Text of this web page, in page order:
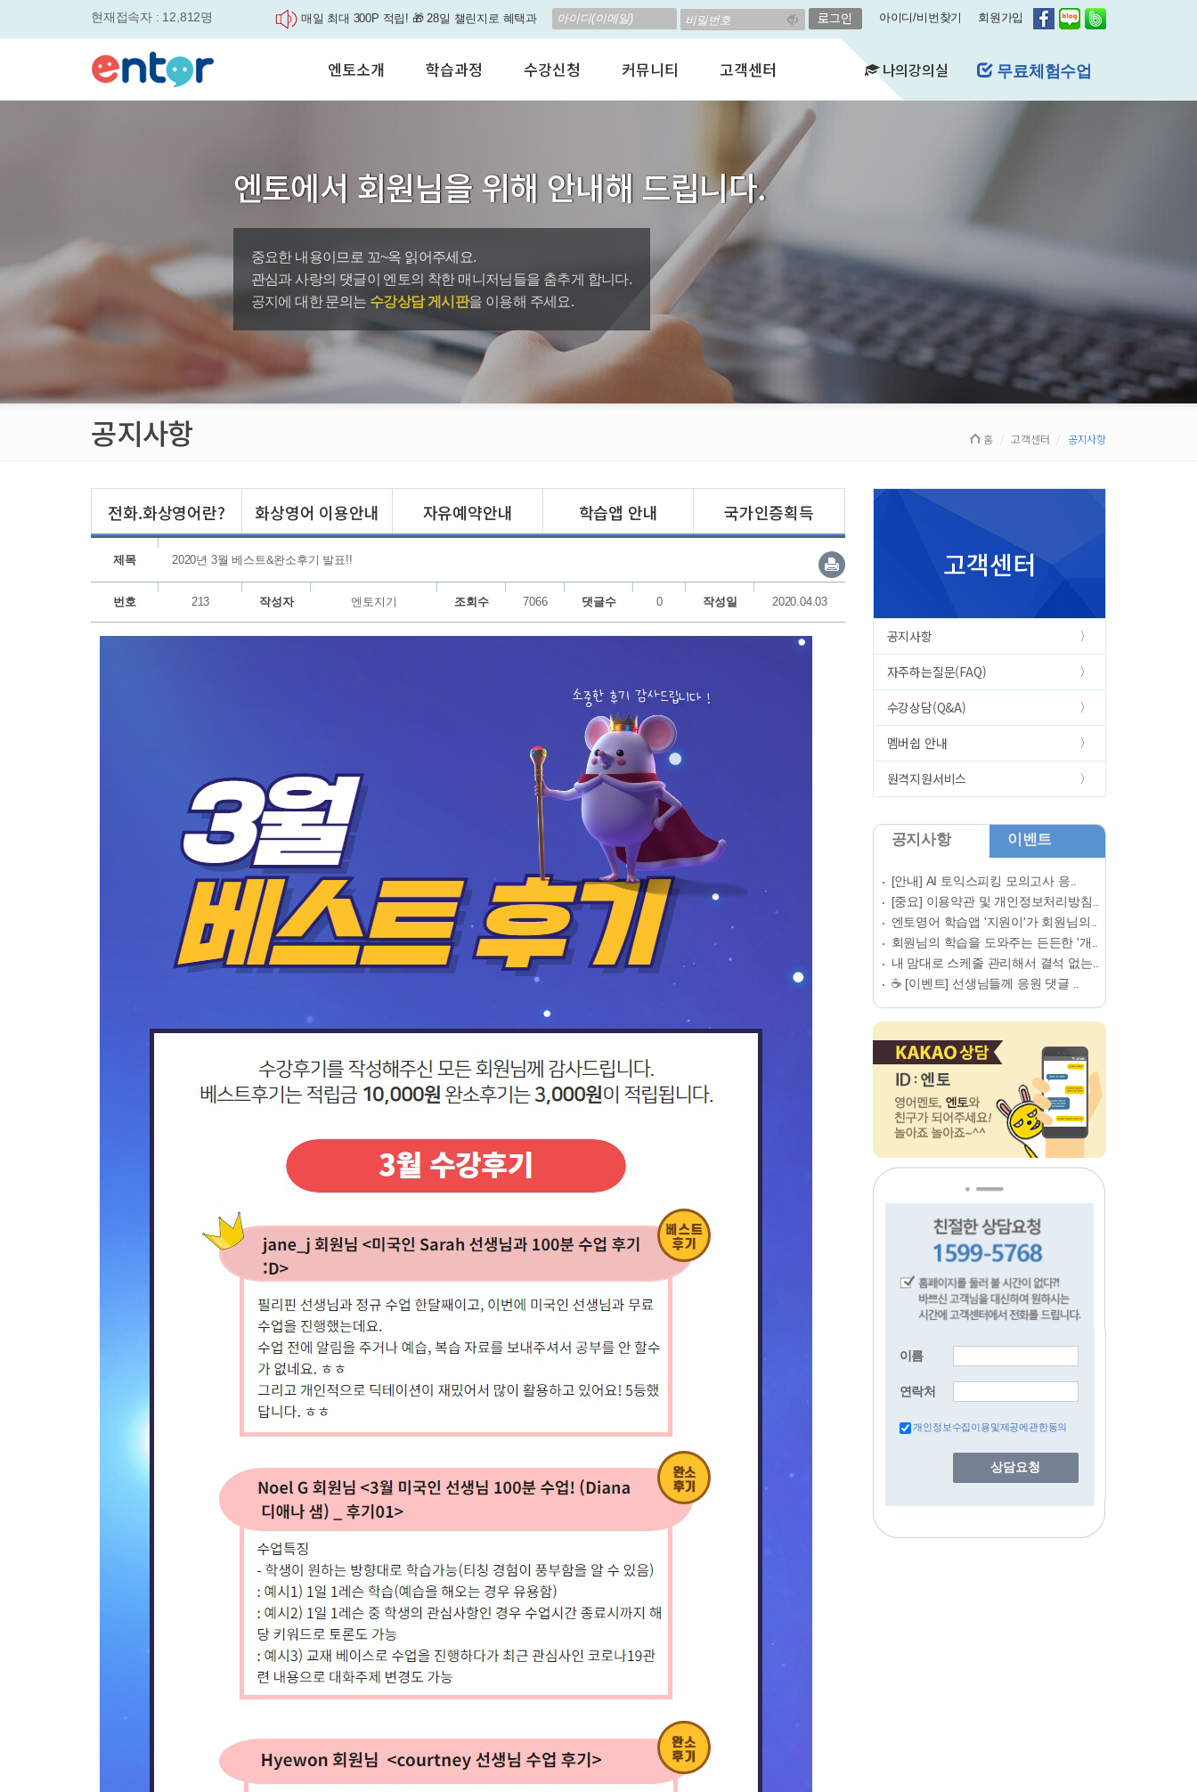
현재접속자 : 12,812명
매일 최대 300P 적립! 🎁 28일 챌린지로 혜택과
실력을 동시에 잡으세요
로 다시 태어났습니다.
🎉 세상에 단 하나뿐인 나의 첫 영문 저서 무료,
'Story Me' 오픈이벤트
아이디/비번찾기 회원가입
바로가기
회사소개
인터뷰영어
수업교재안내
AI 수강신청
AI뉴스룸
웹진스토리
대박이벤트
퀘스트랭킹 🏆
자주하는질문(FAQ)
수강상담(Q&A)
멤버쉽 안내
원격지원서비스
쿠폰관리
결제내역
엔토소개 학습과정 수강신청 커뮤니티 고객센터 나의강의실 레벨평가신청
엔토에서 회원님을 위해 안내해 드립니다.
중요한 내용이므로 꼬~옥 읽어주세요.
관심과 사랑의 댓글이 엔토의 착한 매니저님들을 춤추게 합니다.
공지에 대한 문의는 수강상담 게시판을 이용해 주세요.
공지사항 홈 고객센터 공지사항
전화.화상영어란? 화상영어 이용안내 자유예약안내 학습앱 안내 국가인증획득
제목 2020년 3월 베스트&완소후기 발표!!
번호 213 작성자 엔토지기 조회수 7066 댓글수 0 작성일 2020.04.03
고객센터
공지사항
자주하는질문(FAQ)
수강상담(Q&A)
멤버쉽 안내
원격지원서비스
공지사항 이벤트
[안내] AI 토익스피킹 모의고사 응..
[중요] 이용약관 및 개인정보처리방침..
엔토영어 학습앱 '지원이'가 회원님의..
회원님의 학습을 도와주는 든든한 '개..
내 맘대로 스케줄 관리해서 결석 없는..
☕ [이벤트] 선생님들께 응원 댓글 ..
이름
연락처
개인정보수집이용및제공에관한동의
상담요청